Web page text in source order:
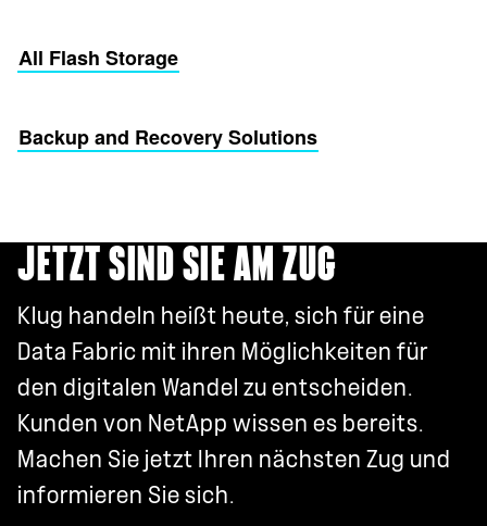
All Flash Storage
Backup and Recovery Solutions
JETZT SIND SIE AM ZUG
Klug handeln heißt heute, sich für eine
Data Fabric mit ihren Möglichkeiten für
den digitalen Wandel zu entscheiden.
Kunden von NetApp wissen es bereits.
Machen Sie jetzt Ihren nächsten Zug und
informieren Sie sich.